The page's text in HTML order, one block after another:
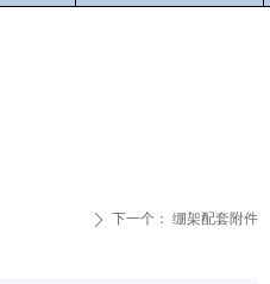
ꄲ 下一个： 绷架配套附件